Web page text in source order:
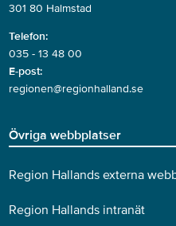
301 80 Halmstad
Telefon:
035 - 13 48 00
E-post:
regionen@regionhalland.se
Övriga webbplatser
Region Hallands externa
Region Hallands intranät